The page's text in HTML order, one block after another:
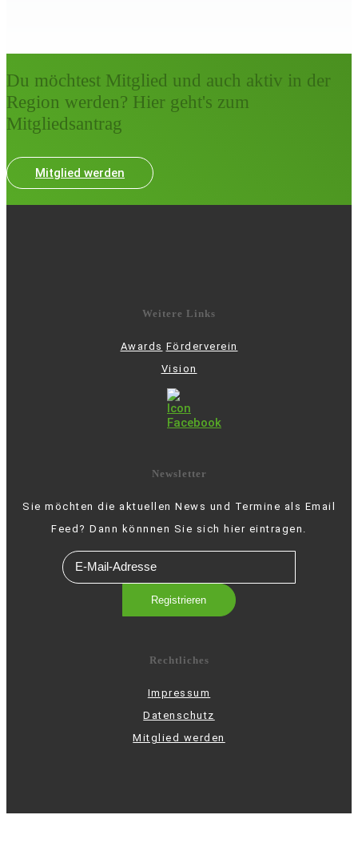
Du möchtest Mitglied und auch aktiv in der
Region werden? Hier geht's zum
Mitgliedsantrag
Mitglied werden
Weitere Links
Awards Förderverein
Vision
Newsletter
Sie möchten die aktuellen News und Termine als Email
Feed? Dann könnnen Sie sich hier eintragen.
Rechtliches
Impressum
Datenschutz
Mitglied werden